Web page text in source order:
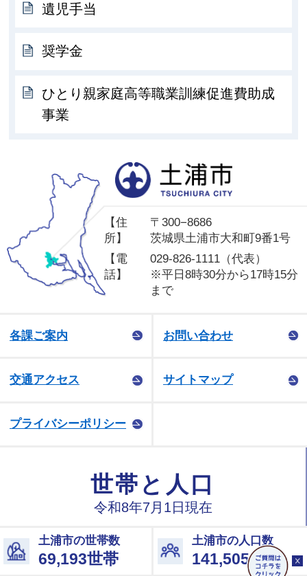
遺児手当
奨学金
ひとり親家庭高等職業訓練促進費助成
事業
【住
所】
〒300−8686
茨城県土浦市大和町9番1号
【電
話】
029-826-1111（代表）
※平日8時30分から17時15分
まで
各課ご案内 お問い合わせ
交通アクセス サイトマップ
プライバシーポリシー